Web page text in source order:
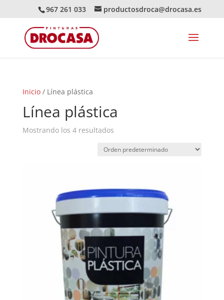
967 261 033 productosdroca@drocasa.es
Inicio/ Línea plástica
Línea plástica
Mostrando los 4 resultados